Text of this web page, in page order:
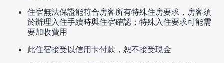
住宿無法保證能符合房客所有特殊住房要求，房客須
於辦理入住手續時與住宿確認；特殊入住要求可能需
要加收費用
此住宿接受以信用卡付款，恕不接受現金